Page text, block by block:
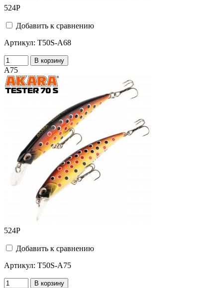
524Р
Добавить к сравнению
Артикул: T50S-A68
В корзину
A75
524Р
Добавить к сравнению
Артикул: T50S-A75
В корзину